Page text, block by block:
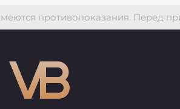
противопоказания. Перед